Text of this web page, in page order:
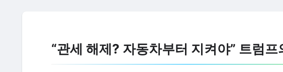
“관세 해제? 자동차부터 지켜야” 트럼